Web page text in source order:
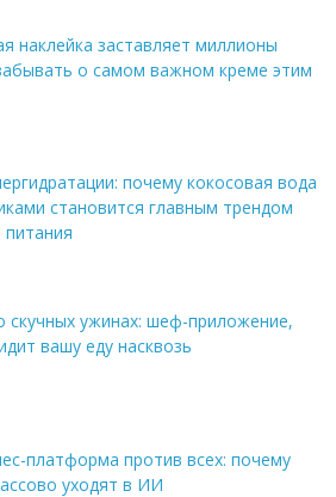
наклейка заставляет миллионы
о самом важном креме этим
почему кокосовая вода
становится главным трендом
скучных ужинах: шеф-приложение,
вашу еду насквозь
платформа против всех: почему
уходят в ИИ